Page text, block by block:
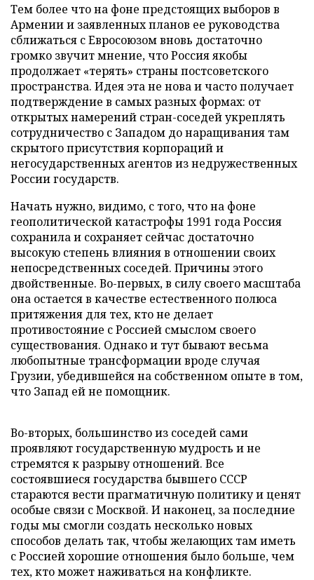
Тем более что на фоне предстоящих выборов в
Армении и заявленных планов ее руководства
сближаться с Евросоюзом вновь достаточно
громко звучит мнение, что Россия якобы
продолжает «терять» страны постсоветского
пространства. Идея эта не нова и часто получает
подтверждение в самых разных формах: от
открытых намерений стран-соседей укреплять
сотрудничество с Западом до наращивания там
скрытого присутствия корпораций и
негосударственных агентов из недружественных
России государств.
Начать нужно, видимо, с того, что на фоне
геополитической катастрофы 1991 года Россия
сохранила и сохраняет сейчас достаточно
высокую степень влияния в отношении своих
непосредственных соседей. Причины этого
двойственные. Во-первых, в силу своего масштаба
она остается в качестве естественного полюса
притяжения для тех, кто не делает
противостояние с Россией смыслом своего
существования. Однако и тут бывают весьма
любопытные трансформации вроде случая
Грузии, убедившейся на собственном опыте в том,
что Запад ей не помощник.
Во-вторых, большинство из соседей сами
проявляют государственную мудрость и не
стремятся к разрыву отношений. Все
состоявшиеся государства бывшего СССР
стараются вести прагматичную политику и ценят
особые связи с Москвой. И наконец, за последние
годы мы смогли создать несколько новых
способов делать так, чтобы желающих там иметь
с Россией хорошие отношения было больше, чем
тех, кто может наживаться на конфликте.